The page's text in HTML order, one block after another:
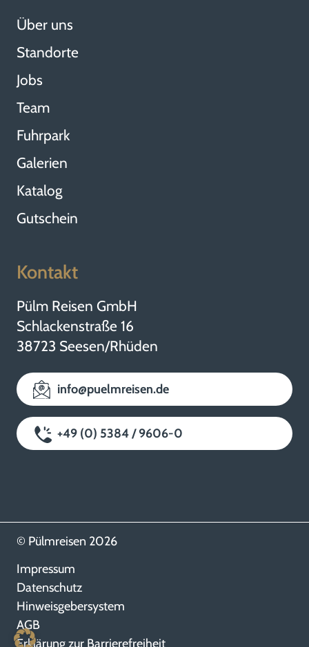
Über uns
Standorte
Jobs
Team
Fuhrpark
Galerien
Katalog
Gutschein
Kontakt
Pülm Reisen GmbH
Schlackenstraße 16
38723 Seesen/Rhüden
info@puelmreisen.de
+49 (0) 5384 / 9606-0
© Pülmreisen 2026
Impressum
Datenschutz
Hinweisgebersystem
AGB
Erklärung zur Barrierefreiheit